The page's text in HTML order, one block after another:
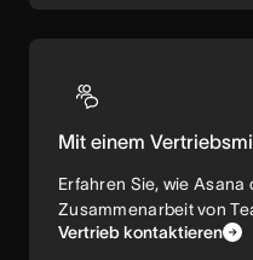
Mit einem
Erfahren Sie, wie Asana
Zusammenarbeit von
Vertrieb kontaktieren